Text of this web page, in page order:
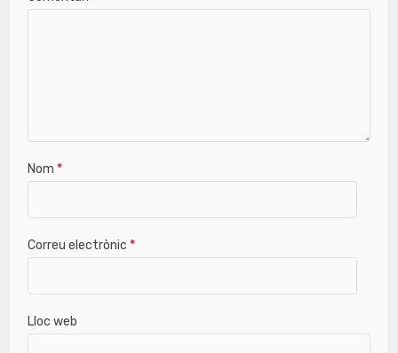
Nom*
Correu electrònic*
Lloc web